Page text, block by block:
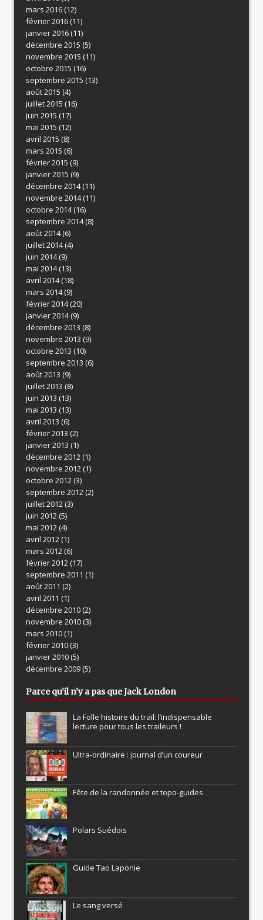
mars 2016(12)
février 2016(11)
janvier 2016(11)
décembre 2015 (5)
novembre 2015 (11)
octobre 2015 (16)
septembre 2015 (13)
août 2015 (4)
juillet 2015 (16)
juin 2015 (17)
mai 2015 (12)
avril 2015 (8)
mars 2015 (6)
février 2015 (9)
janvier 2015 (9)
décembre 2014(11)
novembre 2014(11)
octobre 2014(16)
septembre 2014(8)
août 2014(6)
juillet 2014(4)
juin 2014(9)
mai 2014(13)
avril 2014(18)
mars 2014(9)
février 2014(20)
janvier 2014(9)
décembre 2013 (8)
novembre 2013 (9)
octobre 2013 (10)
septembre 2013 (6)
août 2013 (9)
juillet 2013 (8)
juin 2013 (13)
mai 2013 (13)
avril 2013 (6)
février 2013 (2)
janvier 2013 (1)
décembre 2012(1)
novembre 2012(1)
octobre 2012(3)
septembre 2012(2)
juillet 2012(3)
juin 2012(5)
mai 2012(4)
avril 2012(1)
mars 2012(6)
février 2012(17)
septembre 2011 (1)
août 2011 (2)
avril 2011 (1)
décembre 2010(2)
novembre 2010(3)
mars 2010(1)
février 2010(3)
janvier 2010(5)
décembre 2009(5)
Parce qu’il n’y a pas que Jack London
La Folle histoire du trail: l’indispensable
lecture pour tous les traileurs !
Ultra-ordinaire : journal d’un coureur
Fête de la randonnée et topo-guides
Polars Suédois
Guide Tao Laponie
Le sang versé